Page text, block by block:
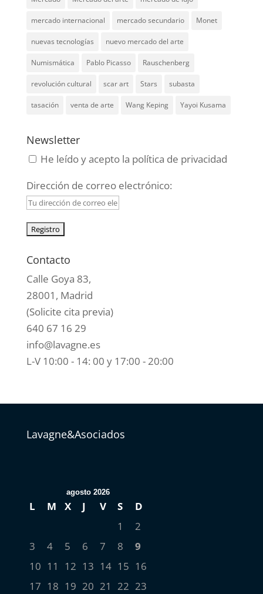
mercado internacional mercado secundario Monet
nuevas tecnologías nuevo mercado del arte
Numismática Pablo Picasso Rauschenberg
revolución cultural scar art Stars subasta
tasación venta de arte Wang Keping Yayoi Kusama
Newsletter
He leído y acepto la política de privacidad
Dirección de correo electrónico:
Contacto
Calle Goya 83,
28001, Madrid
(Solicite cita previa)
640 67 16 29
info@lavagne.es
L-V 10:00 - 14: 00 y 17:00 - 20:00
Lavagne&Asociados
agosto 2026
L M X J V S
D
1
2
3
4 5 6 7 8
9
10 11 12 13 14 15 16
17 18 19 20 21 22 23